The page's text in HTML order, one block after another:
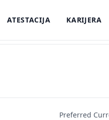
ATESTACIJA KARIJERA
Preferred